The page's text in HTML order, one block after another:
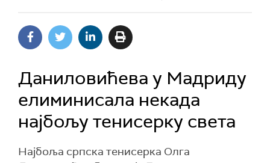
Даниловићева у Мадриду
елиминисала некада
најбољу тенисерку света
Најбоља српска тенисерка Олга